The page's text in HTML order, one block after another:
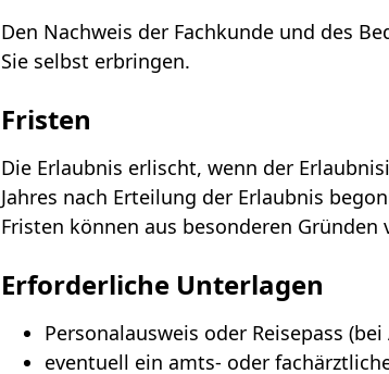
Den Nachweis der Fachkunde und des
Sie selbst erbringen.
Fristen
Die Erlaubnis erlischt, wenn der
Jahres nach Erteilung der Erlaubnis
Fristen können aus besonderen Gründen
Erforderliche Unterlagen
Personalausweis oder Reisepass
eventuell ein amts- oder